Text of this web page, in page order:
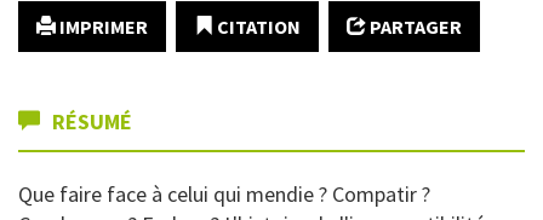
IMPRIMER CITATION PARTAGER
RÉSUMÉ
Que faire face à celui qui mendie ? Compatir ?